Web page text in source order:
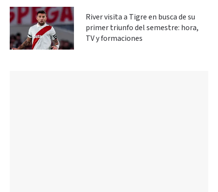
River visita a Tigre en busca de su
primer triunfo del semestre: hora,
TV y formaciones